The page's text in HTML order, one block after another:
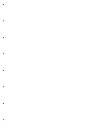
·
·
·
·
·
·
·
·